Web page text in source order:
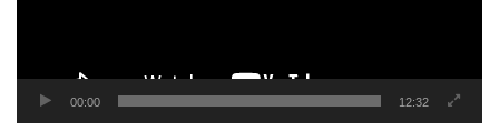
00:00 12:32